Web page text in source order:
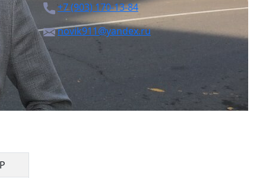
+7 (903) 170-13-84
novik911@yandex.ru